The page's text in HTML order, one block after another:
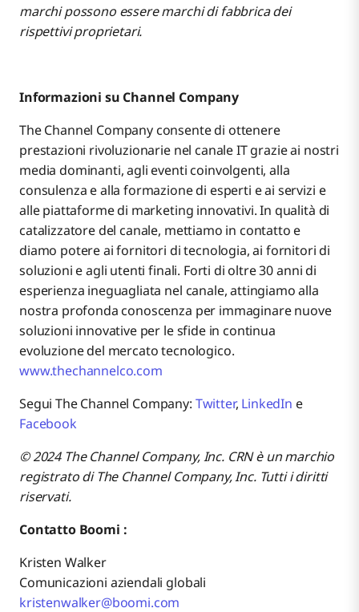
marchi possono essere marchi di fabbrica dei
rispettivi proprietari.
Informazioni su Channel Company
The Channel Company consente di ottenere
prestazioni rivoluzionarie nel canale IT grazie ai nostri
media dominanti, agli eventi coinvolgenti, alla
consulenza e alla formazione di esperti e ai servizi e
alle piattaforme di marketing innovativi. In qualità di
catalizzatore del canale, mettiamo in contatto e
diamo potere ai fornitori di tecnologia, ai fornitori di
soluzioni e agli utenti finali. Forti di oltre 30 anni di
esperienza ineguagliata nel canale, attingiamo alla
nostra profonda conoscenza per immaginare nuove
soluzioni innovative per le sfide in continua
evoluzione del mercato tecnologico.
www.thechannelco.com
Segui The Channel Company: Twitter, LinkedIn e
Facebook
© 2024 The Channel Company, Inc. CRN è un marchio
registrato di The Channel Company, Inc. Tutti i diritti
riservati.
Contatto Boomi :
Kristen Walker
Comunicazioni aziendali globali
kristenwalker@boomi.com